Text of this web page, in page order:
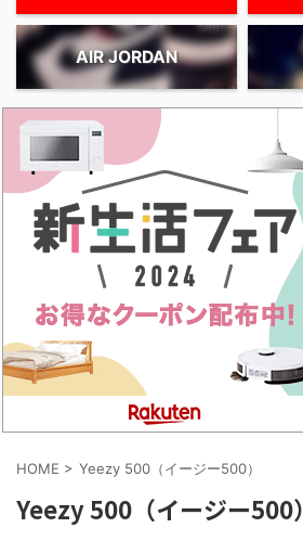
AIR JORDAN
HOME > Yeezy 500（イージー500）
Yeezy 500（イージー500）